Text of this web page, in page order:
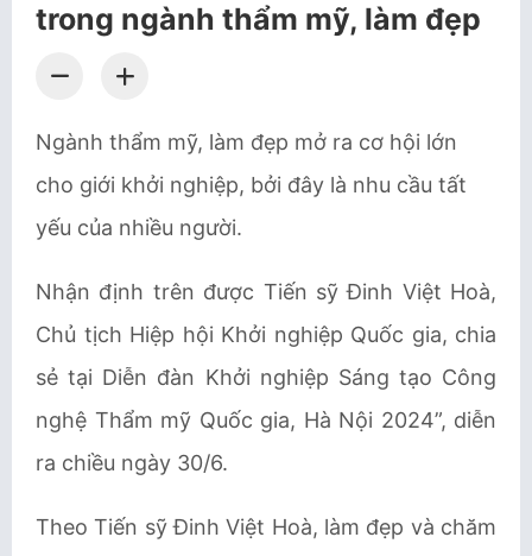
trong ngành thẩm mỹ, làm đẹp
Ngành thẩm mỹ, làm đẹp mở ra cơ hội lớn
cho giới khởi nghiệp, bởi đây là nhu cầu tất
yếu của nhiều người.
Nhận định trên được Tiến sỹ Đinh Việt Hoà,
Chủ tịch Hiệp hội Khởi nghiệp Quốc gia, chia
sẻ tại Diễn đàn Khởi nghiệp Sáng tạo Công
nghệ Thẩm mỹ Quốc gia, Hà Nội 2024”, diễn
ra chiều ngày 30/6.
Theo Tiến sỹ Đinh Việt Hoà, làm đẹp và chăm